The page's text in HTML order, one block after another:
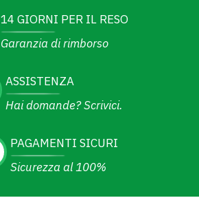
14 GIORNI PER IL RESO
Garanzia di rimborso
ASSISTENZA
Hai domande? Scrivici.
PAGAMENTI SICURI
Sicurezza al 100%